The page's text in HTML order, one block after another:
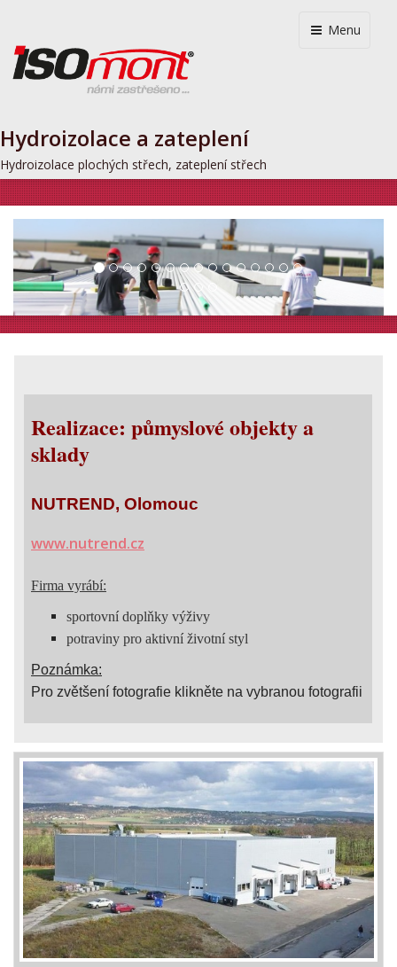
Menu
Hydroizolace a zateplení
Hydroizolace plochých střech, zateplení střech
Realizace: půmyslové objekty a
sklady
NUTREND, Olomouc
www.nutrend.cz
Firma vyrábí:
sportovní doplňky výživy
potraviny pro aktivní životní styl
Poznámka:
Pro zvětšení fotografie klikněte na vybranou fotografii